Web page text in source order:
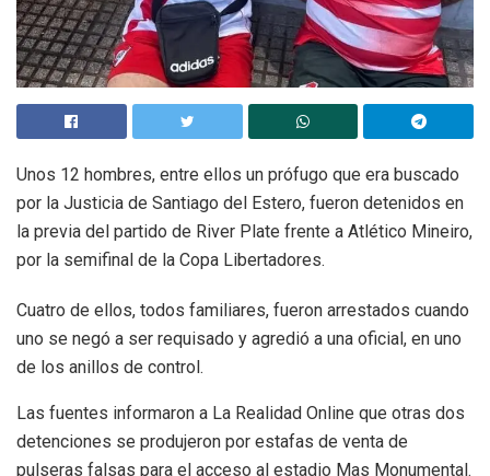
Unos 12 hombres, entre ellos un prófugo que era buscado
por la Justicia de Santiago del Estero, fueron detenidos en
la previa del partido de River Plate frente a Atlético Mineiro,
por la semifinal de la Copa Libertadores.
Cuatro de ellos, todos familiares, fueron arrestados cuando
uno se negó a ser requisado y agredió a una oficial, en uno
de los anillos de control.
Las fuentes informaron a La Realidad Online que otras dos
detenciones se produjeron por estafas de venta de
pulseras falsas para el acceso al estadio Mas Monumental.